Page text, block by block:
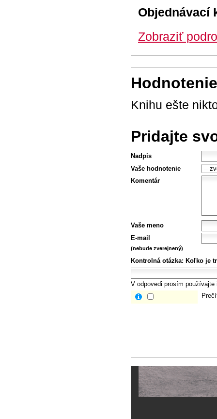
Objednávací
Zobraziť
Knihu ešte
Pridajte
Nadpis
Vaše hodnotenie
Komentár
Vaše meno
E-mail
(nebude zverejnený)
Kontrolná otázka: Koľko je
V odpovedi prosím